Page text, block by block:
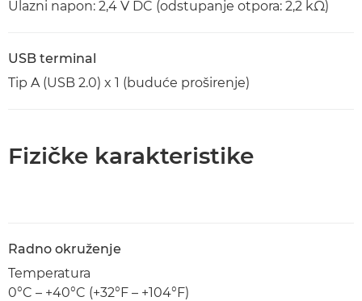
Ulazni napon: 2,4 V DC (odstupanje otpora: 2,2 kΩ)
USB terminal
Tip A (USB 2.0) x 1 (buduće proširenje)
Fizičke karakteristike
Radno okruženje
Temperatura
0°C – +40°C (+32°F – +104°F)